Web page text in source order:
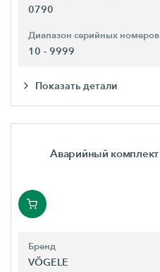
0790
Диапазон серийных номеров
10 - 9999
Показать детали
Аварийный комплект
Бренд
VÖGELE